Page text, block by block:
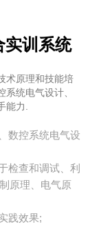
实训系统
术原理和技能培
统电气设计、
能力.
数控系统电气设
检查和调试、利
原理、电气原
践效果;